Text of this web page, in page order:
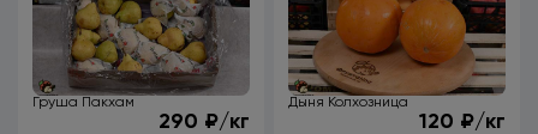
Груша Пакхам
290 ₽/кг
Дыня Колхозница
120 ₽/кг